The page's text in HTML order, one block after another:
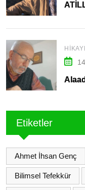
Etiketler
Ahmet İhsan Genç
Bilimsel Tefekkür